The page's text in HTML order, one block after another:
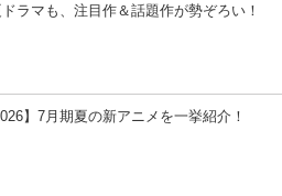
ラマも、注目作＆話題作が勢ぞろい！
】7月期夏の新アニメを一挙紹介！